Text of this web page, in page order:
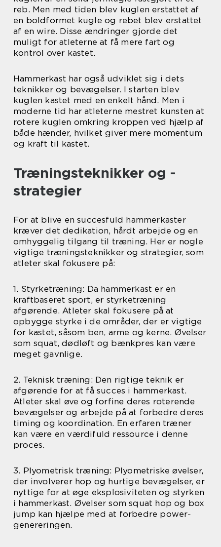
reb. Men med tiden blev kuglen erstattet af
en boldformet kugle og rebet blev erstattet
af en wire. Disse ændringer gjorde det
muligt for atleterne at få mere fart og
kontrol over kastet.
Hammerkast har også udviklet sig i dets
teknikker og bevægelser. I starten blev
kuglen kastet med en enkelt hånd. Men i
moderne tid har atleterne mestret kunsten at
rotere kuglen omkring kroppen ved hjælp af
både hænder, hvilket giver mere momentum
og kraft til kastet.
Træningsteknikker og -
strategier
For at blive en succesfuld hammerkaster
kræver det dedikation, hårdt arbejde og en
omhyggelig tilgang til træning. Her er nogle
vigtige træningsteknikker og strategier, som
atleter skal fokusere på:
1. Styrketræning: Da hammerkast er en
kraftbaseret sport, er styrketræning
afgørende. Atleter skal fokusere på at
opbygge styrke i de områder, der er vigtige
for kastet, såsom ben, arme og kerne. Øvelser
som squat, dødløft og bænkpres kan være
meget gavnlige.
2. Teknisk træning: Den rigtige teknik er
afgørende for at få succes i hammerkast.
Atleter skal øve og forfine deres roterende
bevægelser og arbejde på at forbedre deres
timing og koordination. En erfaren træner
kan være en værdifuld ressource i denne
proces.
3. Plyometrisk træning: Plyometriske øvelser,
der involverer hop og hurtige bevægelser, er
nyttige for at øge eksplosiviteten og styrken
i hammerkast. Øvelser som squat hop og box
jump kan hjælpe med at forbedre power-
genereringen.